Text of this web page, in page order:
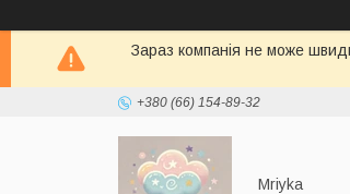
Зараз компанія не може
+380 (66) 154-89-32
Mriyka